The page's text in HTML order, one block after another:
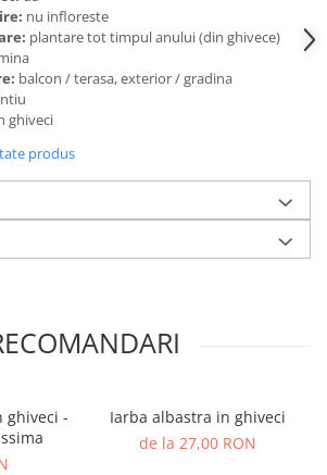
nu infloreste
plantare tot timpul anului (din ghivece)
balcon / terasa, exterior / gradina
ghiveci
produs
ghiveci -
Iarba albastra in ghiveci
de la 27,00 RON